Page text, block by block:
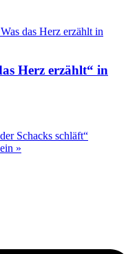
Herz erzählt“ in
Schacks schläft“
»